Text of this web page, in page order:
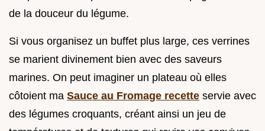
de la douceur du légume.
Si vous organisez un buffet plus large, ces verrines
se marient divinement bien avec des saveurs
marines. On peut imaginer un plateau où elles
côtoient ma Sauce au Fromage recette servie avec
des légumes croquants, créant ainsi un jeu de